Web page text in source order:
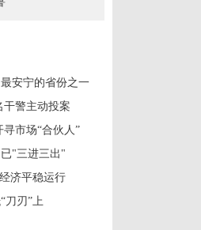
安宁的省份之一
干警主动投案
市场“合伙人”
"三进三出"
济平稳运行
刀刃”上